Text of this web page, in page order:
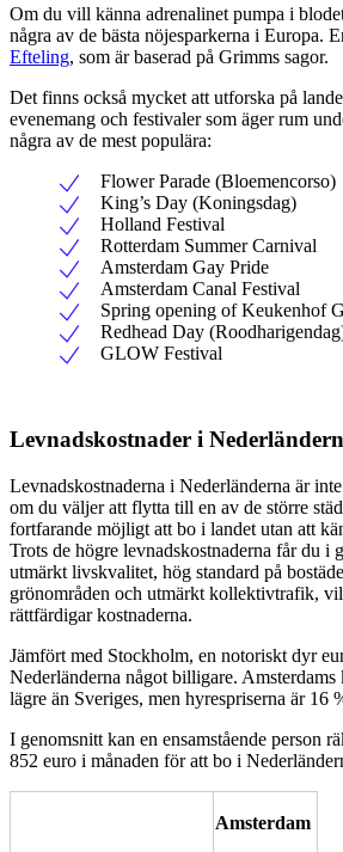
Om du vill känna adrenalinet pumpa i
några av de bästa nöjesparkerna i Europa.
Efteling, som är baserad på Grimms sagor.
Det finns också mycket att utforska på
evenemang och festivaler som äger rum
några av de mest populära:
Flower Parade (Bloemencorso)
King’s Day (Koningsdag)
Holland Festival
Rotterdam Summer Carnival
Amsterdam Gay Pride
Amsterdam Canal Festival
Spring opening of Keukenhof
Redhead Day
GLOW Festival
Levnadskostnader i
Levnadskostnaderna i Nederländerna är
om du väljer att flytta till en av de större
fortfarande möjligt att bo i landet utan att
Trots de högre levnadskostnaderna får du i
utmärkt livskvalitet, hög standard på
grönområden och utmärkt kollektivtrafik,
rättfärdigar kostnaderna.
Jämfört med Stockholm, en notoriskt dyr
Nederländerna något billigare. Amsterdams
lägre än Sveriges, men hyrespriserna är 16
I genomsnitt kan en ensamstående person
852 euro i månaden för att bo i
Amsterdam